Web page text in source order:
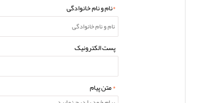
*نام و نام خانوادگی
پست الکترونیک
*متن پیام